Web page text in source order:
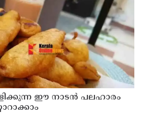
വയ്ക്കാം.
ഈ നാടൻ പലഹാരം